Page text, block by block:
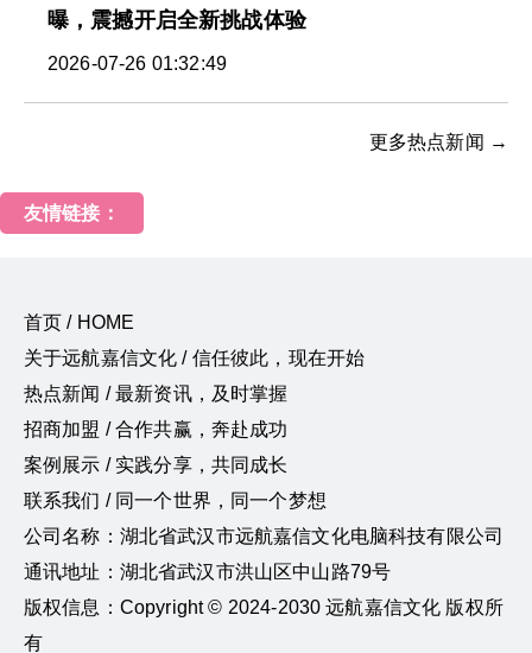
曝，震撼开启全新挑战体验
2026-07-26 01:32:49
更多热点新闻 →
友情链接：
首页 / HOME
关于远航嘉信文化 / 信任彼此，现在开始
热点新闻 / 最新资讯，及时掌握
招商加盟 / 合作共赢，奔赴成功
案例展示 / 实践分享，共同成长
联系我们 / 同一个世界，同一个梦想
公司名称：湖北省武汉市远航嘉信文化电脑科技有限公司
通讯地址：湖北省武汉市洪山区中山路79号
版权信息：Copyright © 2024-2030 远航嘉信文化 版权所
有